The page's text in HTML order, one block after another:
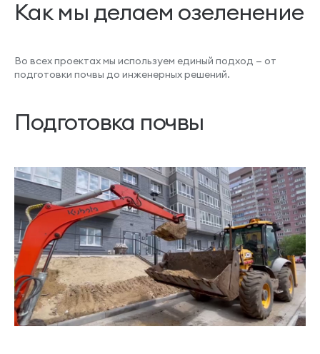
Как мы делаем озеленение
Во всех проектах мы используем единый подход — от
подготовки почвы до инженерных решений.
Подготовка почвы